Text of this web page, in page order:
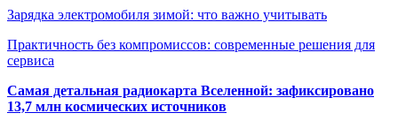
Зарядка электромобиля зимой: что важно учитывать
Практичность без компромиссов: современные решения для
сервиса
Самая детальная радиокарта Вселенной: зафиксировано
13,7 млн космических источников